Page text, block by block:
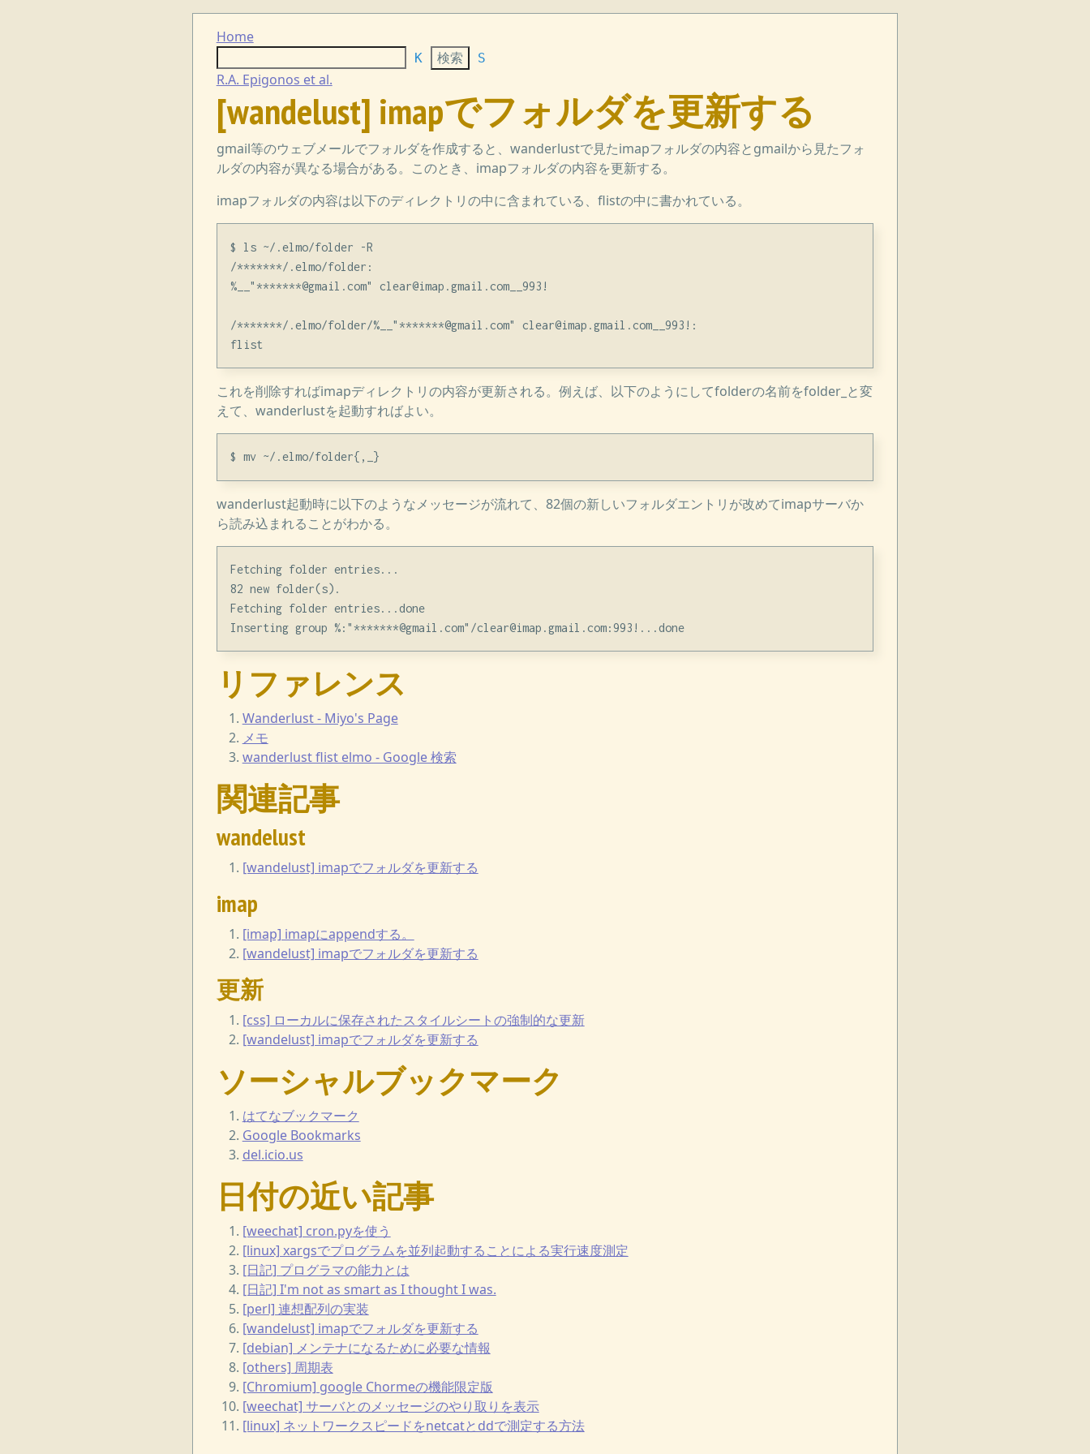
Home
K S
R.A. Epigonos et al.
[wandelust] imapでフォルダを更新する
gmail等のウェブメールでフォルダを作成すると、wanderlustで見たimapフォルダの内容とgmailから見たフォ
ルダの内容が異なる場合がある。このとき、imapフォルダの内容を更新する。
imapフォルダの内容は以下のディレクトリの中に含まれている、flistの中に書かれている。
$ ls ~/.elmo/folder -R
/*******/.elmo/folder:
%__"*******@gmail.com" clear@imap.gmail.com__993!
/*******/.elmo/folder/%__"*******@gmail.com" clear@imap.gmail.com__993!:
これを削除すればimapディレクトリの内容が更新される。例えば、以下のようにしてfolderの名前をfolder_と変
えて、wanderlustを起動すればよい。
wanderlust起動時に以下のようなメッセージが流れて、82個の新しいフォルダエントリが改めてimapサーバか
ら読み込まれることがわかる。
Fetching folder entries...
82 new folder(s).
Fetching folder entries...done
リファレンス
Wanderlust - Miyo's Page
メモ
wanderlust flist elmo - Google 検索
関連記事
wandelust
[wandelust] imapでフォルダを更新する
imap
[imap] imapにappendする。
[wandelust] imapでフォルダを更新する
更新
[css] ローカルに保存されたスタイルシートの強制的な更新
[wandelust] imapでフォルダを更新する
ソーシャルブックマーク
はてなブックマーク
Google Bookmarks
del.icio.us
日付の近い記事
[weechat] cron.pyを使う
[linux] xargsでプログラムを並列起動することによる実行速度測定
[日記] プログラマの能力とは
[日記] I'm not as smart as I thought I was.
[perl] 連想配列の実装
[wandelust] imapでフォルダを更新する
[debian] メンテナになるために必要な情報
[others] 周期表
[Chromium] google Chormeの機能限定版
[weechat] サーバとのメッセージのやり取りを表示
[linux] ネットワークスピードをnetcatとddで測定する方法